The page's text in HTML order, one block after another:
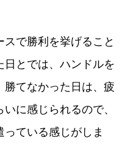
で勝利を挙げること
とでは、ハンドルを
てなかった日は、疲
に感じられるので、
ている感じがしま